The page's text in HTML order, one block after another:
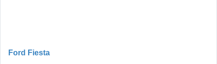
Ford Fiesta